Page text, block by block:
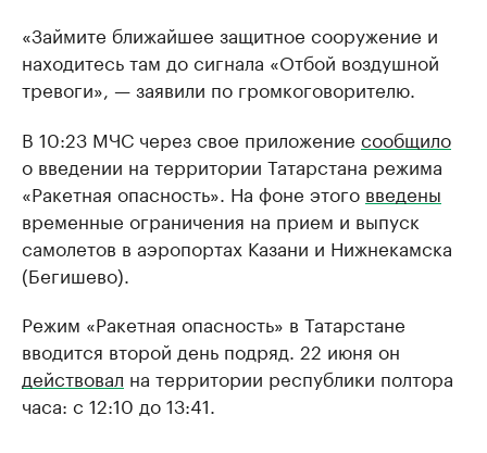
«Займите ближайшее защитное сооружение и
находитесь там до сигнала «Отбой воздушной
тревоги», — заявили по громкоговорителю.
В 10:23 МЧС через свое приложение сообщило
о введении на территории Татарстана режима
«Ракетная опасность». На фоне этого введены
временные ограничения на прием и выпуск
самолетов в аэропортах Казани и Нижнекамска
(Бегишево).
Режим «Ракетная опасность» в Татарстане
вводится второй день подряд. 22 июня он
действовал на территории республики полтора
часа: с 12:10 до 13:41.